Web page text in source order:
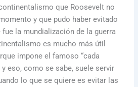
que Roosevelt no
y que pudo haber evitado
la mundialización de la guerra
es mucho más útil
impone el famoso “cada
y eso, como se sabe, suele servir
lo que se quiere es evitar las